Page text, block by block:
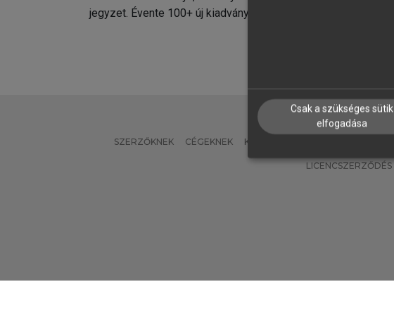
jegyzet. Évente 100+ új kiadvány.
SZERZŐKNEK CÉGEKNEK KÖNYVTÁROSOKNAK
LICENCSZERZŐDÉS
Csak a szükséges sütik
elfogadása